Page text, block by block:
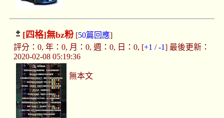
[四格]無bz粉[50篇回應]
評分：0, 年：0, 月：0, 週：0, 日：0, [+1 /-1] 最後更新：
2020-02-08 05:19:36
無本文